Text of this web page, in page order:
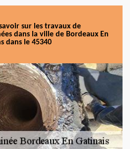
sur les travaux de
dans la ville de Bordeaux En
dans le 45340